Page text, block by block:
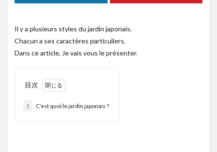
Il y a plusieurs styles du jardin japonais.
Chacun a ses caractères particuliers.
Dans ce article, Je vais vous le présenter.
目次
1 C’est quoi le jardin japonais ?